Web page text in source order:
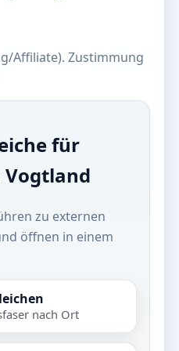
Affiliate). Zustimmung
für
Vogtland
zu externen
öffnen in einem
nach Ort